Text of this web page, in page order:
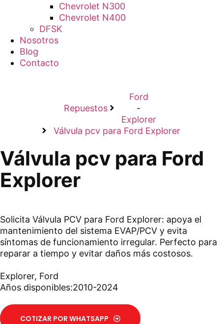
Chevrolet N300
Chevrolet N400
DFSK
Nosotros
Blog
Contacto
Repuestos
Ford
-
Explorer
Válvula pcv para Ford Explorer
Válvula pcv para Ford
Explorer
Solicita Válvula PCV para Ford Explorer: apoya el
mantenimiento del sistema EVAP/PCV y evita
síntomas de funcionamiento irregular. Perfecto para
reparar a tiempo y evitar daños más costosos.
Explorer, Ford
Años disponibles:2010-2024
COTIZAR POR WHATSAPP